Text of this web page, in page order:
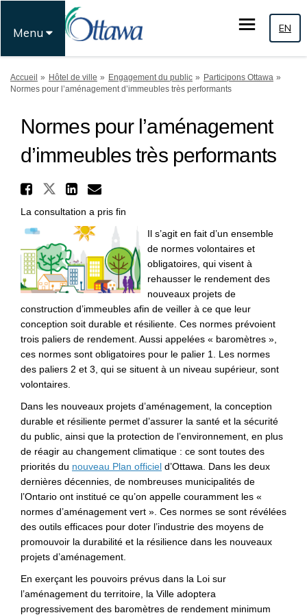
Menu EN
Vous êtes ici:
Accueil Hôtel de ville Engagement du public
Participons Ottawa
Normes pour l’aménagement d’immeubles très performants
Normes pour l’aménagement
d’immeubles très performants
Partager Normes pour
Partager Normes pour
Partager Normes pour
Courriel Normes pour
La consultation a pris fin
Il s’agit en fait d’un ensemble
de normes volontaires et
obligatoires, qui visent à
rehausser le rendement des
nouveaux projets de
construction d’immeubles afin de veiller à ce que leur
conception soit durable et résiliente. Ces normes prévoient
trois paliers de rendement. Aussi appelées « baromètres »,
ces normes sont obligatoires pour le palier 1. Les normes
des paliers 2 et 3, qui se situent à un niveau supérieur, sont
volontaires.
Dans les nouveaux projets d’aménagement, la conception
durable et résiliente permet d’assurer la santé et la sécurité
du public, ainsi que la protection de l’environnement, en plus
de réagir au changement climatique : ce sont toutes des
priorités du nouveau Plan officiel d’Ottawa. Dans les deux
dernières décennies, de nombreuses municipalités de
l’Ontario ont institué ce qu’on appelle couramment les «
normes d’aménagement vert ». Ces normes se sont révélées
des outils efficaces pour doter l’industrie des moyens de
promouvoir la durabilité et la résilience dans les nouveaux
projets d’aménagement.
En exerçant les pouvoirs prévus dans la Loi sur
l’aménagement du territoire, la Ville adoptera
progressivement des baromètres de rendement minimum